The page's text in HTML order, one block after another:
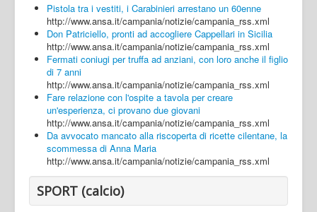
Pistola tra i vestiti, i Carabinieri arrestano un 60enne
http://www.ansa.it/campania/notizie/campania_rss.xml
Don Patriciello, pronti ad accogliere Cappellari in Sicilia
http://www.ansa.it/campania/notizie/campania_rss.xml
Fermati coniugi per truffa ad anziani, con loro anche il figlio
di 7 anni
http://www.ansa.it/campania/notizie/campania_rss.xml
Fare relazione con l'ospite a tavola per creare
un'esperienza, ci provano due giovani
http://www.ansa.it/campania/notizie/campania_rss.xml
Da avvocato mancato alla riscoperta di ricette cilentane, la
scommessa di Anna Maria
http://www.ansa.it/campania/notizie/campania_rss.xml
SPORT (calcio)